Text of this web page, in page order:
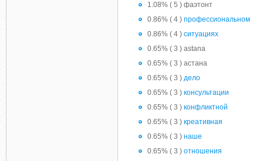
1.08% ( 5 ) фаэтонт
0.86% ( 4 ) профессиональном
0.86% ( 4 ) ситуациях
0.65% ( 3 ) astana
0.65% ( 3 ) астана
0.65% ( 3 ) дело
0.65% ( 3 ) консультации
0.65% ( 3 ) конфликтной
0.65% ( 3 ) креативная
0.65% ( 3 ) наше
0.65% ( 3 ) отношения